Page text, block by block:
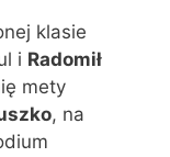
klasie
i Radomił
mety
, na